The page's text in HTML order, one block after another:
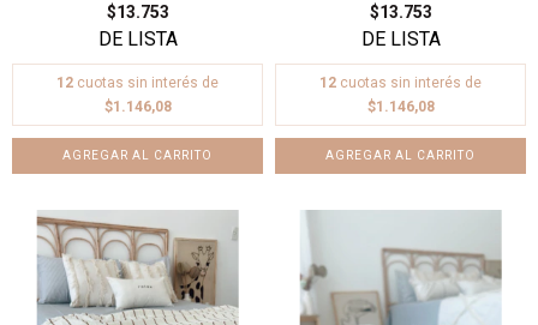
$13.753
12 cuotas sin interés de
$1.146,08
$13.753
12 cuotas sin interés de
$1.146,08